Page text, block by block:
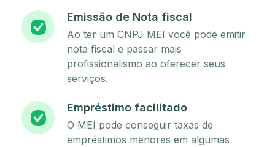
Emissão de Nota fiscal
Ao ter um CNPJ MEI você pode emitir
nota fiscal e passar mais
profissionalismo ao oferecer seus
serviços.
Empréstimo facilitado
O MEI pode conseguir taxas de
empréstimos menores em algumas